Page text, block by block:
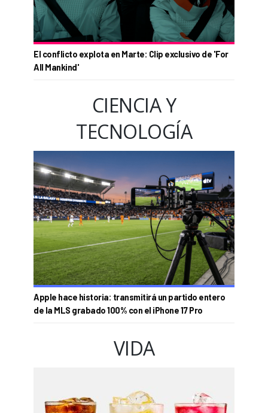
El conflicto explota en Marte: Clip exclusivo de 'For
All Mankind'
CIENCIA Y
TECNOLOGÍA
Apple hace historia: transmitirá un partido entero
de la MLS grabado 100% con el iPhone 17 Pro
VIDA